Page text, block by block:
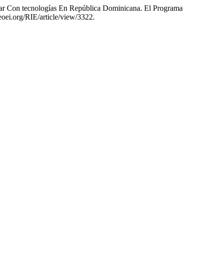
Con tecnologías En República Dominicana. El Programa
RIE/article/view/3322.